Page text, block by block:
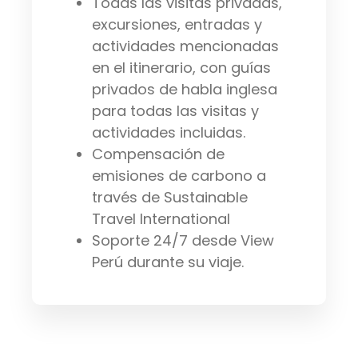
excursiones, entradas y
actividades mencionadas
en el itinerario, con guías
privados de habla inglesa
para todas las visitas y
actividades incluidas.
Compensación de
emisiones de carbono a
través de Sustainable
Travel International
Soporte 24/7 desde View
Perú durante su viaje.